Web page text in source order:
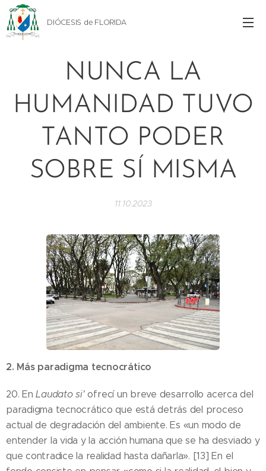
DIÓCESIS de FLORIDA
NUNCA LA
HUMANIDAD TUVO
TANTO PODER
SOBRE SÍ MISMA
11.10.2023
2. Más paradigma tecnocrático
20. EnLaudato si'ofrecí un breve desarrollo acerca del
paradigma tecnocrático que está detrás del proceso
actual de degradación del ambiente. Es «un modo de
entender la vida y la acción humana que se ha desviado y
que contradice la realidad hasta dañarla». [13] En el